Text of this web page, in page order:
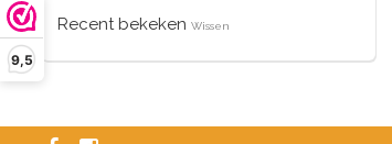
9,5
Recent bekeken Wissen